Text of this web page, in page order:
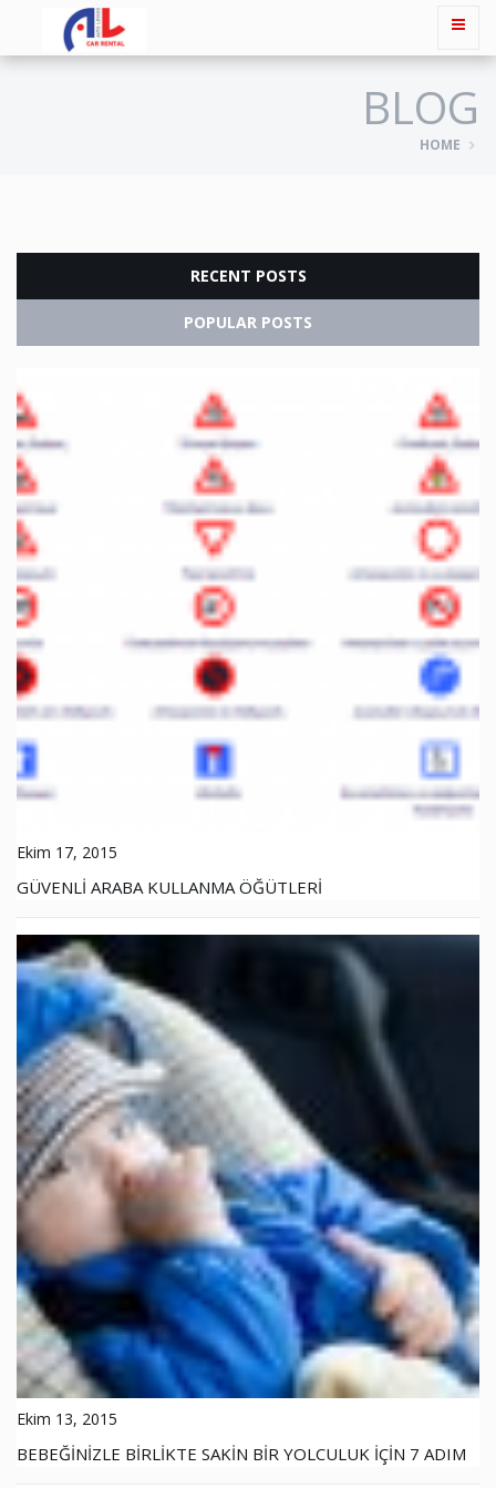
BLOG
HOME
RECENT POSTS
POPULAR POSTS
Ekim 17, 2015
GÜVENLİ ARABA KULLANMA ÖĞÜTLERİ
Ekim 13, 2015
BEBEĞİNİZLE BİRLİKTE SAKİN BİR YOLCULUK İÇİN 7 ADIM